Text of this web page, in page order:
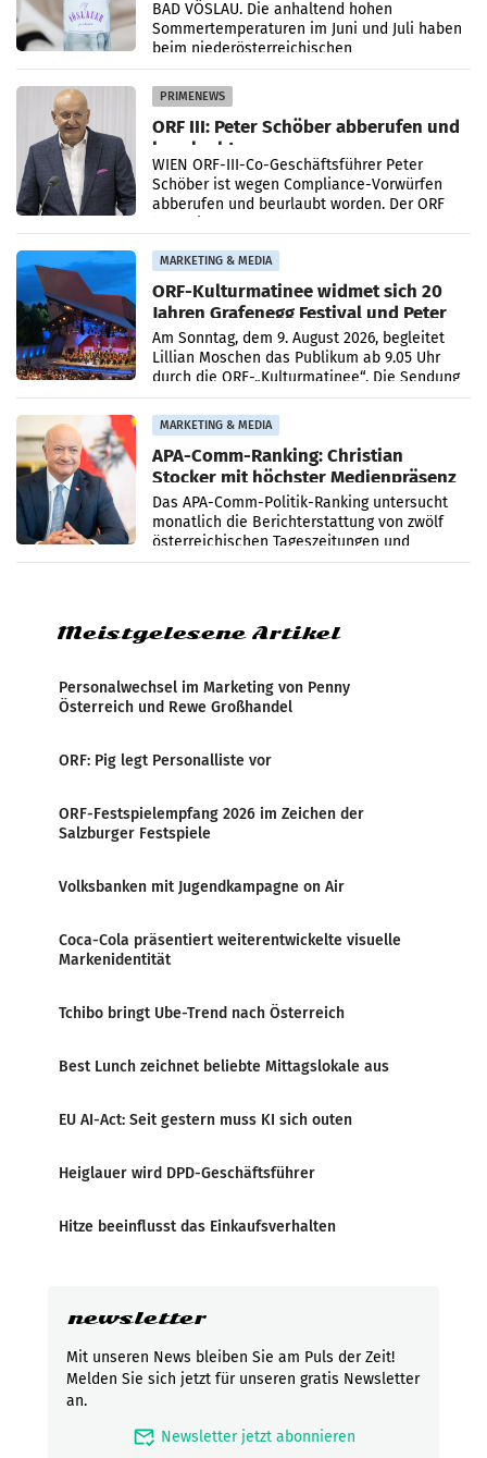
Österreichs
BAD VÖSLAU. Die anhaltend hohen
Sommertemperaturen im Juni und Juli haben
beim niederösterreichischen
Getränkehersteller Vöslauer zu deutlichen
Absatzzuwächsen geführt. Während
PRIMENEWS
ORF III: Peter Schöber abberufen und
beurlaubt
WIEN ORF-III-Co-Geschäftsführer Peter
Schöber ist wegen Compliance-Vorwürfen
abberufen und beurlaubt worden. Der ORF
MARKETING & MEDIA
ORF-Kulturmatinee widmet sich 20
Jahren Grafenegg Festival und Peter
Simonischek
Am Sonntag, dem 9. August 2026, begleitet
Lillian Moschen das Publikum ab 9.05 Uhr
durch die ORF-„Kulturmatinee“. Die Sendung
startet mit der Dokumentation „20 Jahre
Grafenegg
MARKETING & MEDIA
APA-Comm-Ranking: Christian
Stocker mit höchster Medienpräsenz
im Juli
Das APA-Comm-Politik-Ranking untersucht
monatlich die Berichterstattung von zwölf
österreichischen Tageszeitungen und
analysiert, welche Politikerinnen und
Meistgelesene Artikel
Personalwechsel im Marketing von Penny
Österreich und Rewe Großhandel
ORF: Pig legt Personalliste vor
ORF-Festspielempfang 2026 im Zeichen der
Salzburger Festspiele
Volksbanken mit Jugendkampagne on Air
Coca-Cola präsentiert weiterentwickelte visuelle
Markenidentität
Tchibo bringt Ube-Trend nach Österreich
Best Lunch zeichnet beliebte Mittagslokale aus
EU AI-Act: Seit gestern muss KI sich outen
Heiglauer wird DPD-Geschäftsführer
Hitze beeinflusst das Einkaufsverhalten
newsletter
Mit unseren News bleiben Sie am Puls der Zeit!
Melden Sie sich jetzt für unseren gratis Newsletter
an.
mark_email_read Newsletter jetzt abonnieren